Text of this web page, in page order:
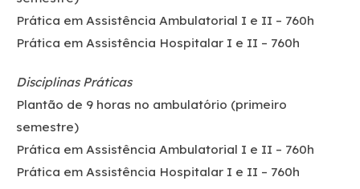
Prática em Assistência Ambulatorial I e II – 760h
Prática em Assistência Hospitalar I e II – 760h
Disciplinas Práticas
Plantão de 9 horas no ambulatório (primeiro
semestre)
Prática em Assistência Ambulatorial I e II – 760h
Prática em Assistência Hospitalar I e II – 760h